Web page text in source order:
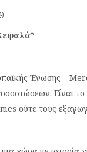
Ένωσης –
Είναι
ούτε τους